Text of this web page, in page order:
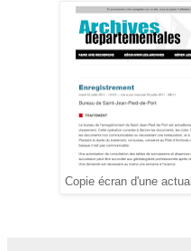
Copie écran d'une